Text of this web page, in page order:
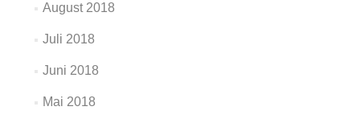
August 2018
Juli 2018
Juni 2018
Mai 2018